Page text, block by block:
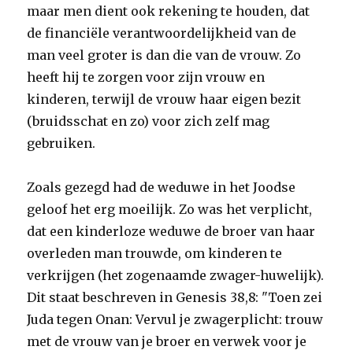
maar men dient ook rekening te houden, dat
de financiële verantwoordelijkheid van de
man veel groter is dan die van de vrouw. Zo
heeft hij te zorgen voor zijn vrouw en
kinderen, terwijl de vrouw haar eigen bezit
(bruidsschat en zo) voor zich zelf mag
gebruiken.
Zoals gezegd had de weduwe in het Joodse
geloof het erg moeilijk. Zo was het verplicht,
dat een kinderloze weduwe de broer van haar
overleden man trouwde, om kinderen te
verkrijgen (het zogenaamde zwager-huwelijk).
Dit staat beschreven in Genesis 38,8: "Toen zei
Juda tegen Onan: Vervul je zwagerplicht: trouw
met de vrouw van je broer en verwek voor je